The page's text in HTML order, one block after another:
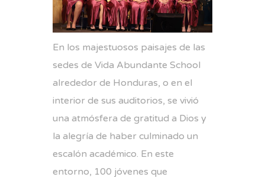
En los majestuosos paisajes de las
sedes de Vida Abundante School
alrededor de Honduras, o en el
interior de sus auditorios, se vivió
una atmósfera de gratitud a Dios y
la alegría de haber culminado un
escalón académico. En este
entorno, 100 jóvenes que